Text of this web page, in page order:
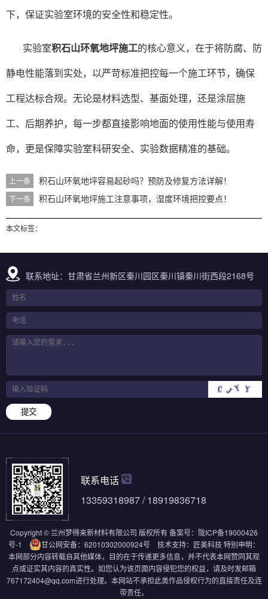
下，保证实验室环境的安全性和稳定性。
实验室积石山环氧地坪施工的核心意义，在于将防腐、防
静电性能落到实处，以严苛标准把控每一个施工环节，确保
工程达标合规。无论是材料选型、基面处理，还是涂层施
工、后期养护，每一步都直接影响地面的使用性能与使用寿
命，更是保障实验室科研安全、实验数据精准的基础。
上一条 积石山环氧地坪容易起砂吗？预防及修复方法详解！
下一条 积石山环氧地坪施工注意事项，湿度环境把控要点！
本文标签：
联系地址：甘肃省兰州新区秦川园区秦川镇秦川街西段2168号
提交
联系电话
13359318987 / 18919836718
Copyright © 兰州梦得来新材料有限公司 版权所有备案号： 陇ICP备19000426
号-1
甘公网安备：62010302000924号 技术支持： 匠美科技 特别申明：
本网部分内容转载自其他媒体，目的在于传递更多信息，并不代表本网赞同其观
点或证实其内容的真实性。如您认为该页面内容侵犯您的权益，请及时发邮箱
767172404@qq.com进行处理。本网站不承担此类作品侵权行为的直接责任及连
带责任。